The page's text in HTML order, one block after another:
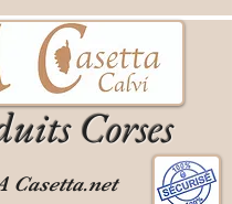
Corses
Casetta.net